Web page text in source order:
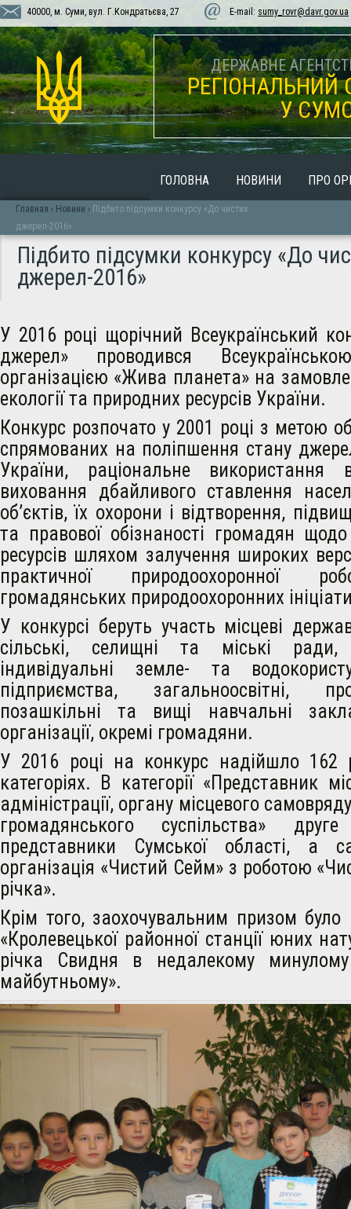
40000, м. Суми, вул. Г.Кондратьєва, 27 E-mail: sumy_rovr@davr.gov.ua
ДЕРЖАВНЕ
РЕГІОНАЛЬНИЙ
У
ГОЛОВНА НОВИНИ ПРО
Главная › Новини › Підбито підсумки конкурсу «До чистих
джерел-2016»
Підбито підсумки конкурсу «До
джерел-2016»
У 2016 році щорічний Всеукраїнський
джерел» проводився
організацією «Жива планета» на
екології та природних ресурсів України.
Конкурс розпочато у 2001 році з метою
спрямованих на поліпшення стану
України, раціональне використання
виховання дбайливого ставлення
об’єктів, їх охорони і відтворення,
та правової обізнаності громадян
ресурсів шляхом залучення широких
практичної природоохоронної
громадянських природоохоронних
У конкурсі беруть участь місцеві
сільські, селищні та міські ради,
індивідуальні земле- та
підприємства, загальноосвітні,
позашкільні та вищі навчальні
організації, окремі громадяни.
У 2016 році на конкурс надійшло 162
категоріях. В категорії «Представник
адміністрації, органу місцевого
громадянського суспільства»
представники Сумської області, а
організація «Чистий Сейм» з роботою
річка».
Крім того, заохочувальним призом було
«Кролевецької районної станції юних
річка Свидня в недалекому
майбутньому».